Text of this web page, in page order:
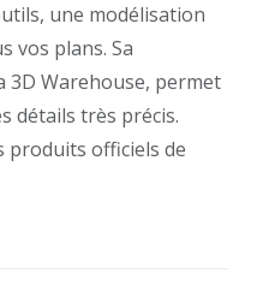
une modélisation
vos plans. Sa
3D Warehouse, permet
détails très précis.
produits officiels de